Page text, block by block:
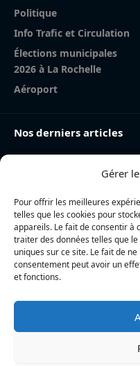
Gérer
Pour offrir les meilleures
telles que les cookies pour
appareils. Le fait de consentir à
traiter des données telles que
uniques sur ce site. Le fait de
consentement peut avoir un
et fonctions.
Politique
Info Trafic et Circulation
Élections municipales
2026 à La Rochelle
Aéroport
Nos derniers articles
Incendie à la gare de
toiture brûlés, l’origine
Nina Métayer : « Voir
et mon salon de thé à l’île
réalise »
« Cette catastrophe
Rochelle et son
Gironde
L’actualité locale en continu
Maritime : informations, faits